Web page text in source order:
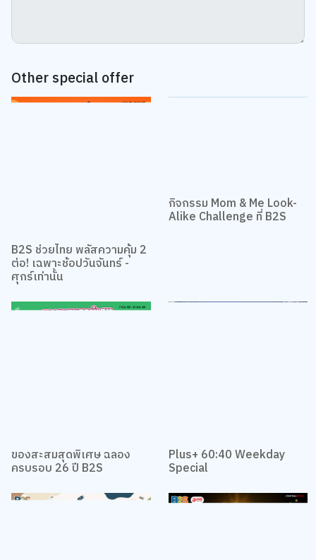
Other special offer
B2S ช่วยไทย พลัสความคุ้ม 2
ต่อ! เฉพาะช้อปวันจันทร์ -
ศุกร์เท่านั้น
กิจกรรม Mom & Me Look-
ครบรอบ 26 ปี B2S
Plus+ 60:40 Weekday
Special